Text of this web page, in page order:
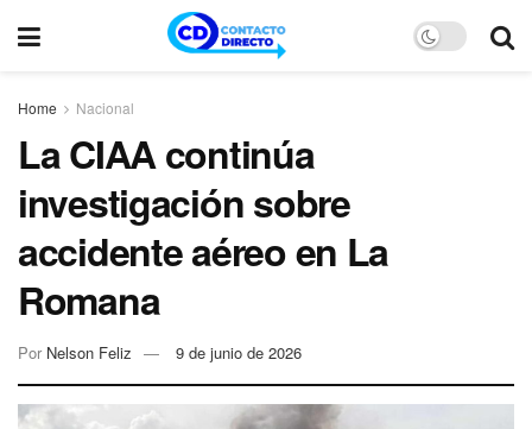
Home Nacional
La CIAA continúa
investigación sobre
accidente aéreo en La
Romana
Por Nelson Feliz 9 de junio de 2026